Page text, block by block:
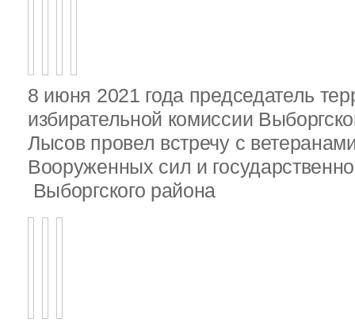
8 июня 2021 года председатель
избирательной комиссии
Лысов провел встречу с
Вооруженных сил и
Выборгского района